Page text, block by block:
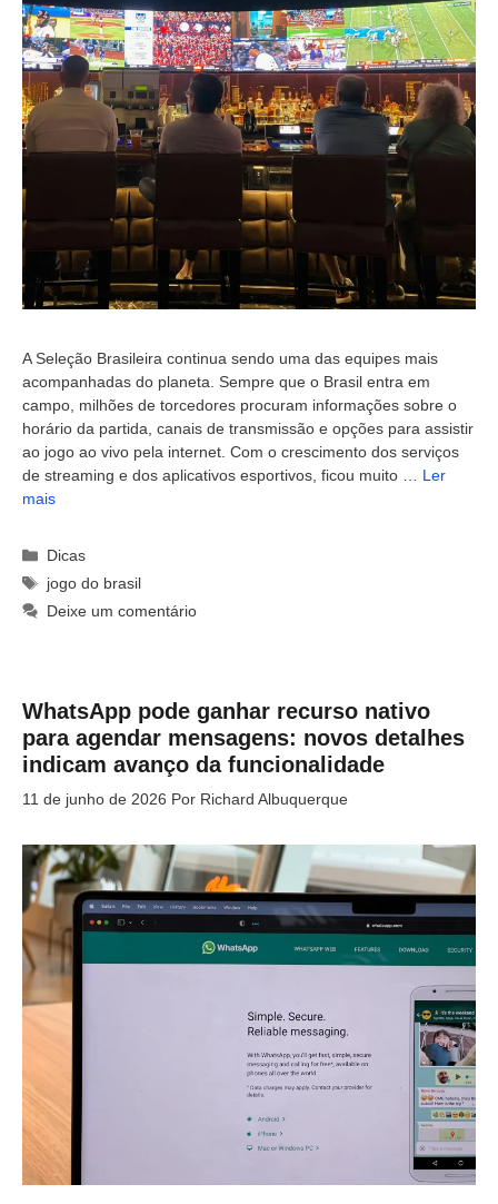
A Seleção Brasileira continua sendo uma das equipes mais
acompanhadas do planeta. Sempre que o Brasil entra em
campo, milhões de torcedores procuram informações sobre o
horário da partida, canais de transmissão e opções para assistir
ao jogo ao vivo pela internet. Com o crescimento dos serviços
de streaming e dos aplicativos esportivos, ficou muito … Ler
mais
Categorias
Dicas
Tags
jogo do brasil
Deixe um comentário
WhatsApp pode ganhar recurso nativo
para agendar mensagens: novos detalhes
indicam avanço da funcionalidade
11 de junho de 2026 Por Richard Albuquerque